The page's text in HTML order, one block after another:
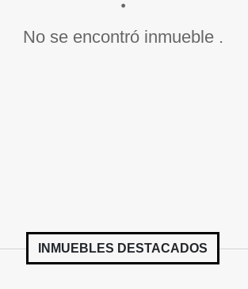
No se encontró inmueble .
INMUEBLES DESTACADOS